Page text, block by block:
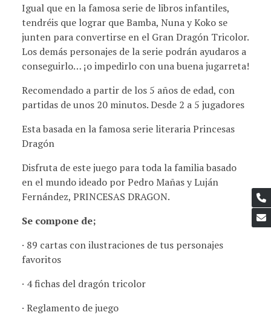
Igual que en la famosa serie de libros infantiles,
tendréis que lograr que Bamba, Nuna y Koko se
junten para convertirse en el Gran Dragón Tricolor.
Los demás personajes de la serie podrán ayudaros a
conseguirlo… ¡o impedirlo con una buena jugarreta!
Recomendado a partir de los 5 años de edad, con
partidas de unos 20 minutos. Desde 2 a 5 jugadores
Esta basada en la famosa serie literaria Princesas
Dragón
Disfruta de este juego para toda la familia basado
en el mundo ideado por Pedro Mañas y Luján
Fernández, PRINCESAS DRAGON.
Se compone de;
· 89 cartas con ilustraciones de tus personajes
favoritos
· 4 fichas del dragón tricolor
· Reglamento de juego